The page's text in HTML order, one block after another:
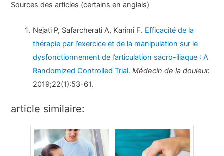
Sources des articles (certains en anglais)
Nejati P, Safarcherati A, Karimi F. Efficacité de la
thérapie par l’exercice et de la manipulation sur le
dysfonctionnement de l’articulation sacro-iliaque : A
Randomized Controlled Trial.Médecin de la douleur.
2019;22(1):53-61.
article similaire: